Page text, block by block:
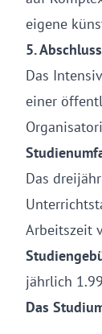
eigene
5.
Das
einer
Das
Arbeitszeit
jährlich
Das